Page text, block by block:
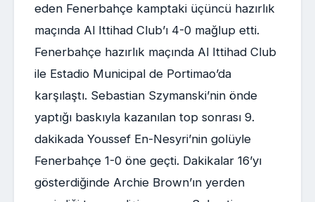
eden Fenerbahçe kamptaki üçüncü hazırlık
maçında Al Ittihad Club’ı 4-0 mağlup etti.
Fenerbahçe hazırlık maçında Al Ittihad Club
ile Estadio Municipal de Portimao’da
karşılaştı. Sebastian Szymanski’nin önde
yaptığı baskıyla kazanılan top sonrası 9.
dakikada Youssef En-Nesyri’nin golüyle
Fenerbahçe 1-0 öne geçti. Dakikalar 16’yı
gösterdiğinde Archie Brown’ın yerden